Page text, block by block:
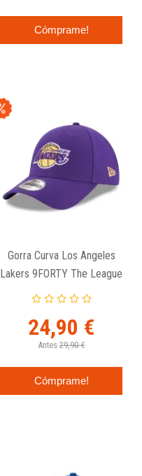
Cómprame!
Gorra Curva Los Angeles
Lakers 9FORTY The League
- New Era
24,90 €
Antes 29,90 €
Cómprame!